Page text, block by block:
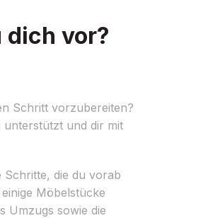
dich vor?
Schritt vorzubereiten?
unterstützt und dir mit
Schritte, die du vorab
Möbelstücke
Umzugs sowie die